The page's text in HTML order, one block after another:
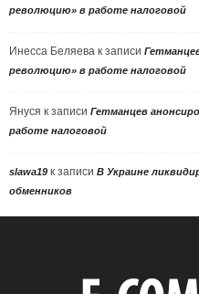
революцию» в работе налоговой
Инесса Беляева к записи
революцию» в работе налоговой
Януся к записи Гетманцев
работе налоговой
slawa19 к записи В Украине
обменников